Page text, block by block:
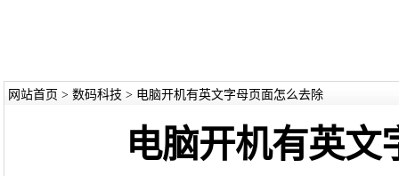
网站首页 > 数码科技 > 电脑开机有英文字母页面怎么去除
电脑开机有英文